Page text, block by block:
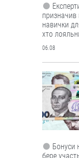
призначив
навички
хто
06.08
Бонуси
бере